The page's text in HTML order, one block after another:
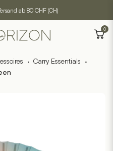
ab 80 CHF (CH)
0
· Carry Essentials ·